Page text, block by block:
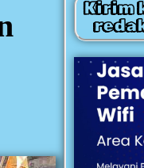
Kirim